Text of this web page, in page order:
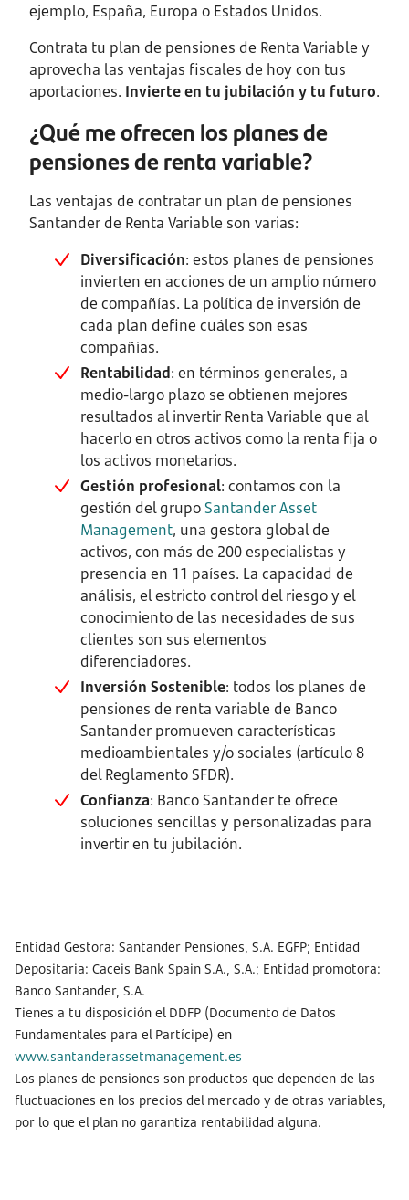
ejemplo, España, Europa o Estados Unidos.
Contrata tu plan de pensiones de Renta Variable y
aprovecha las ventajas fiscales de hoy con tus
aportaciones. Invierte en tu jubilación y tu futuro.
¿Qué me ofrecen los planes de
pensiones de renta variable?
Las ventajas de contratar un plan de pensiones
Santander de Renta Variable son varias:
Diversificación: estos planes de pensiones
invierten en acciones de un amplio número
de compañías. La política de inversión de
cada plan define cuáles son esas
compañías.
Rentabilidad: en términos generales, a
medio-largo plazo se obtienen mejores
resultados al invertir Renta Variable que al
hacerlo en otros activos como la renta fija o
los activos monetarios.
Gestión profesional: contamos con la
gestión del grupoSantander Asset
Management, una gestora global de
activos, con más de 200 especialistas y
presencia en 11 países. La capacidad de
análisis, el estricto control del riesgo y el
conocimiento de las necesidades de sus
clientes son sus elementos
diferenciadores.
Inversión Sostenible: todos los planes de
pensiones de renta variable de Banco
Santander promueven características
medioambientales y/o sociales (artículo 8
del Reglamento SFDR).
Confianza: Banco Santander te ofrece
soluciones sencillas y personalizadas para
invertir en tu jubilación.
Entidad Gestora: Santander Pensiones, S.A. EGFP; Entidad
Depositaria: Caceis Bank Spain S.A., S.A.; Entidad promotora:
Banco Santander, S.A.
Tienes a tu disposición el DDFP (Documento de Datos
Fundamentales para el Partícipe) en
www.santanderassetmanagement.es
Los planes de pensiones son productos que dependen de las
fluctuaciones en los precios del mercado y de otras variables,
por lo que el plan no garantiza rentabilidad alguna.